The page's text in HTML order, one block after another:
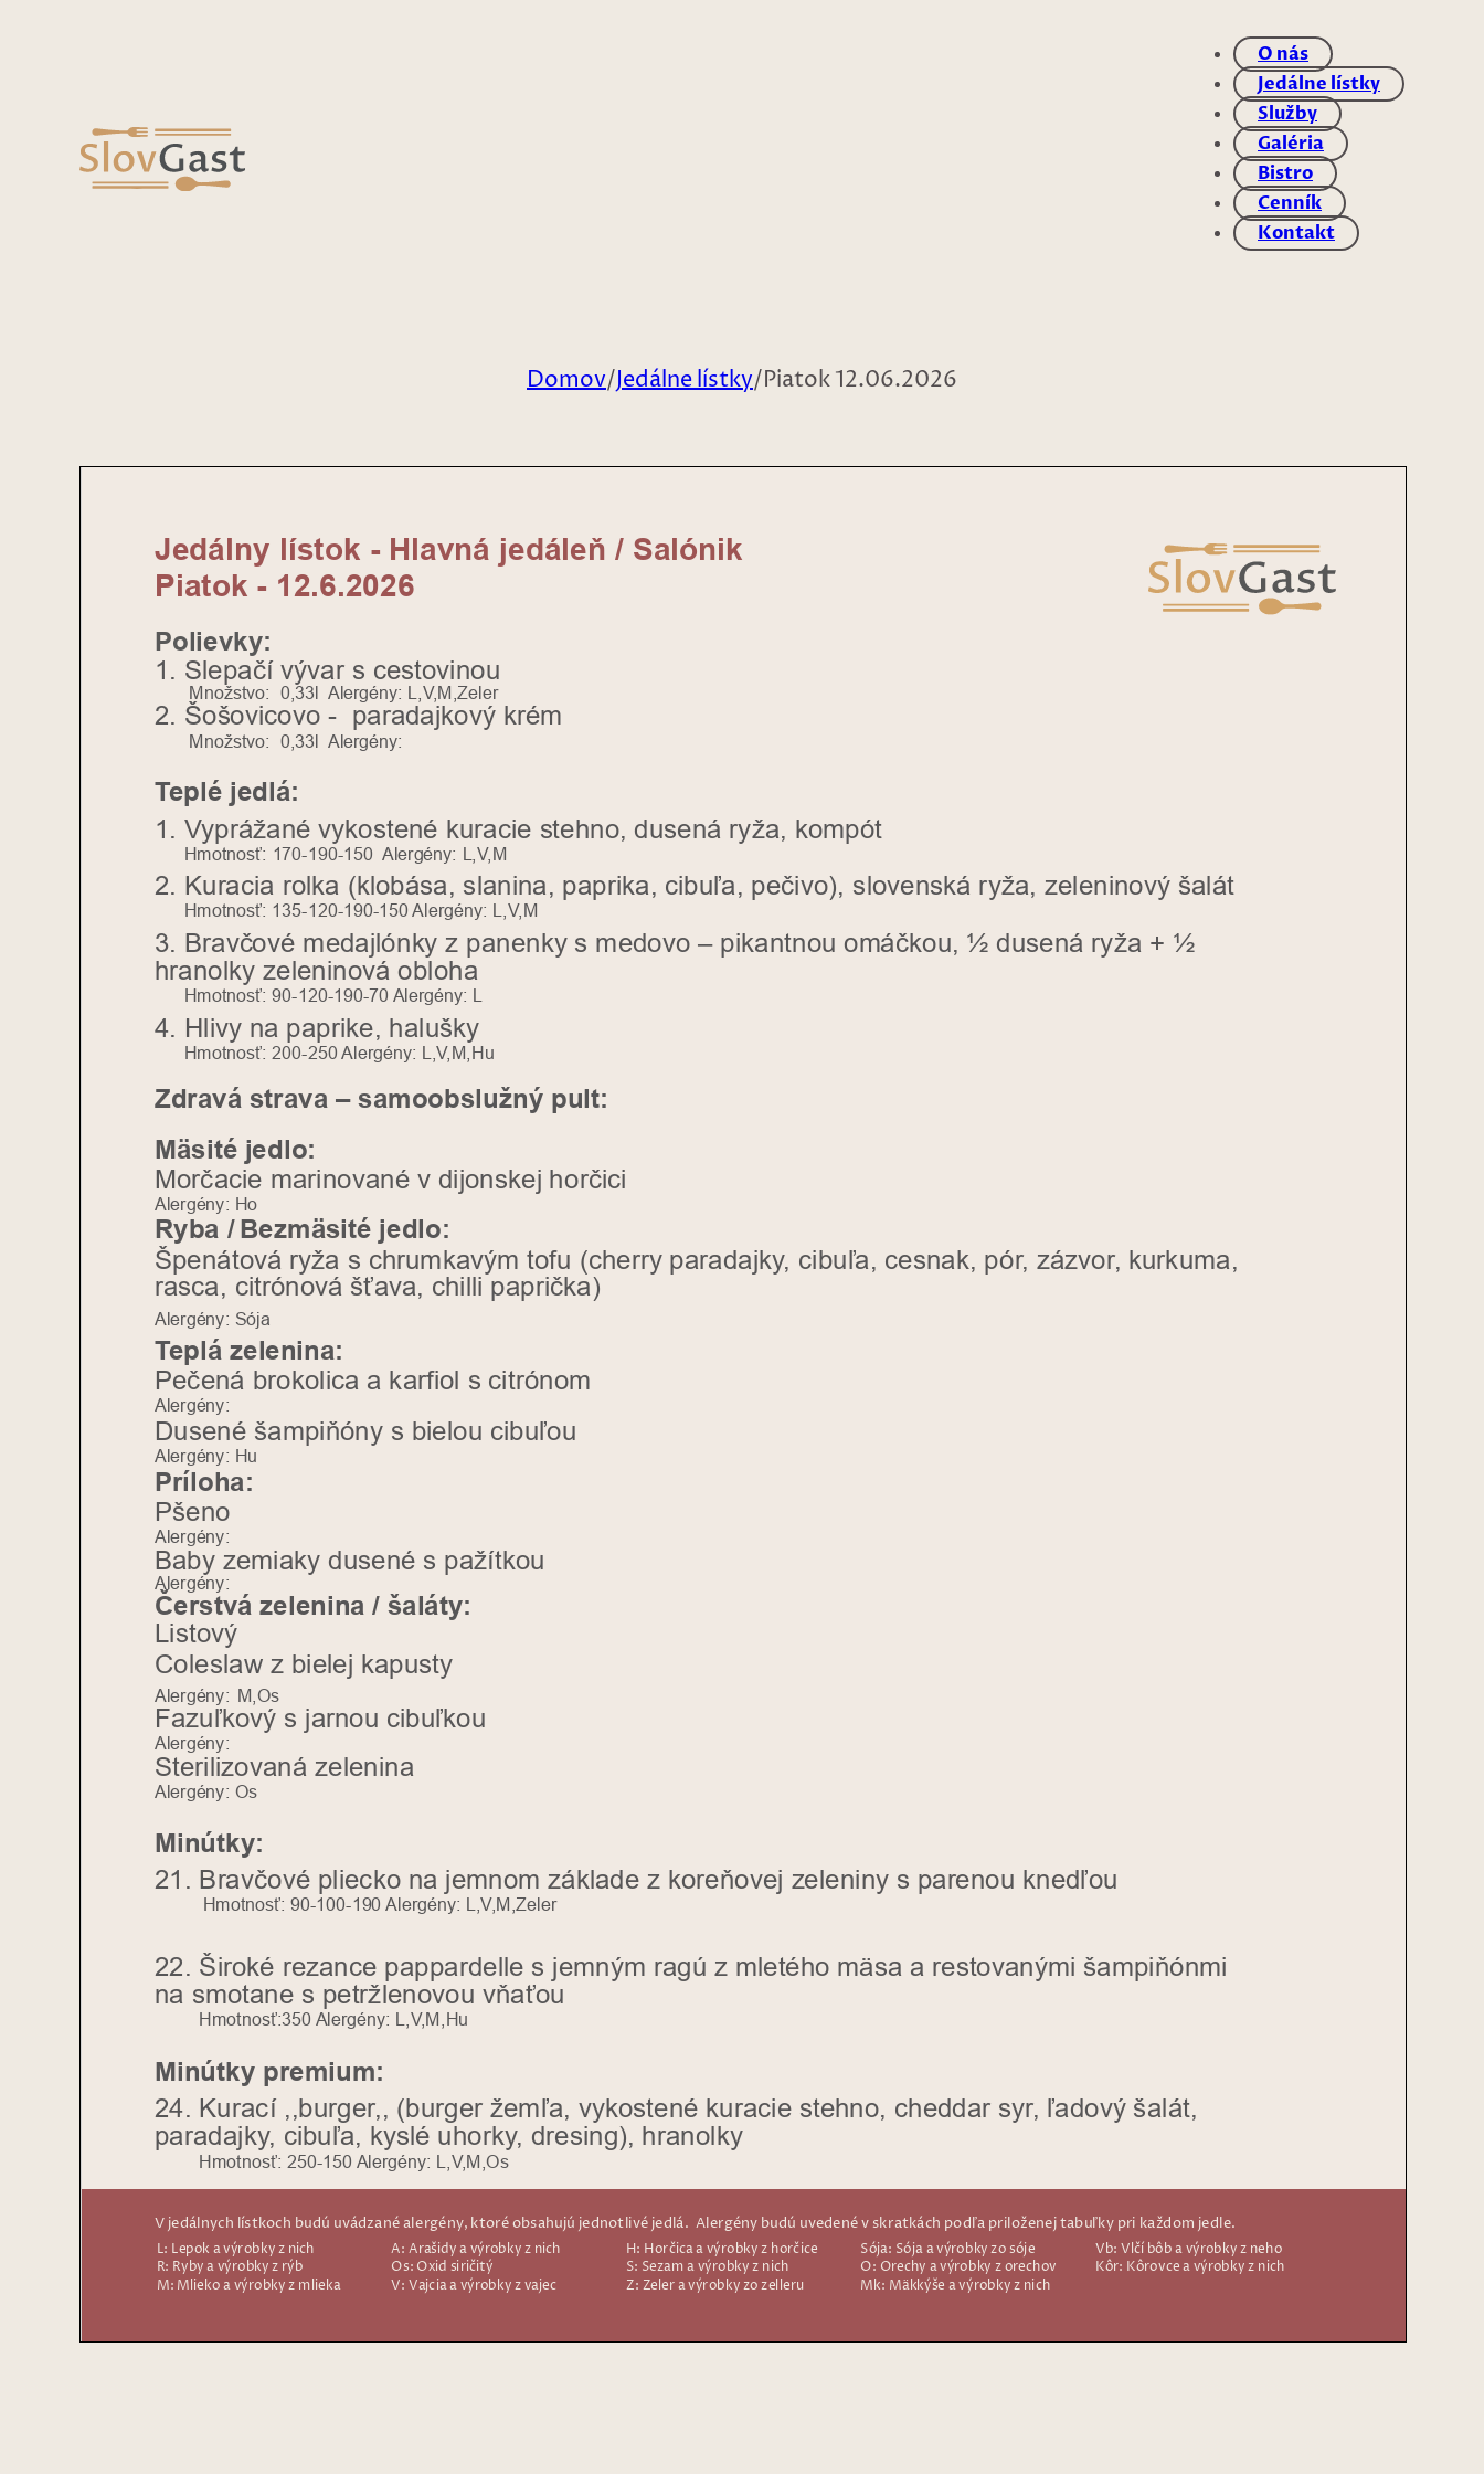
O nás
Jedálne lístky
Služby
Galéria
Bistro
Cenník
Kontakt
Domov/Jedálne lístky/Piatok 12.06.2026